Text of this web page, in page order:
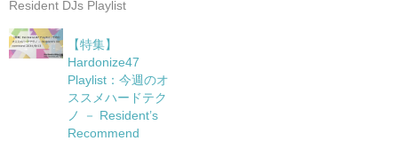
Resident DJs Playlist
【特集】
Hardonize47
Playlist：今週のオ
ススメハードテク
ノ － Resident’s
Recommend